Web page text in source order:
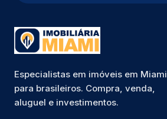
Especialistas em imóveis em Miami
para brasileiros. Compra, venda,
aluguel e investimentos.